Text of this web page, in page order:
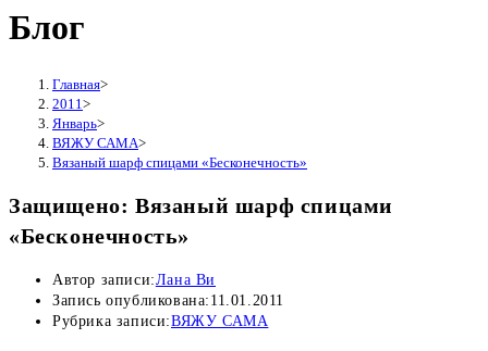
Блог
Главная>
2011 >
Январь>
ВЯЖУ САМА>
Вязаный шарф спицами «Бесконечность»
Защищено: Вязаный шарф спицами
«Бесконечность»
Автор записи:Лана Ви
Запись опубликована: 11.01.2011
Рубрика записи:ВЯЖУ САМА